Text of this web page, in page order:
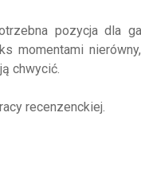
pozycja dla
momentami
chwycić.
recenzenckiej.